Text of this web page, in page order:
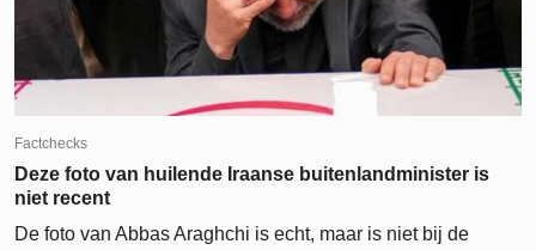
Factchecks
Deze foto van huilende Iraanse buitenlandminister is
niet recent
De foto van Abbas Araghchi is echt, maar is niet bij de